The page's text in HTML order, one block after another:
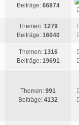
Beiträge: 66874
Themen: 1279
Beiträge: 16040
Themen: 1316
Beiträge: 19691
Themen: 991
Beiträge: 4132